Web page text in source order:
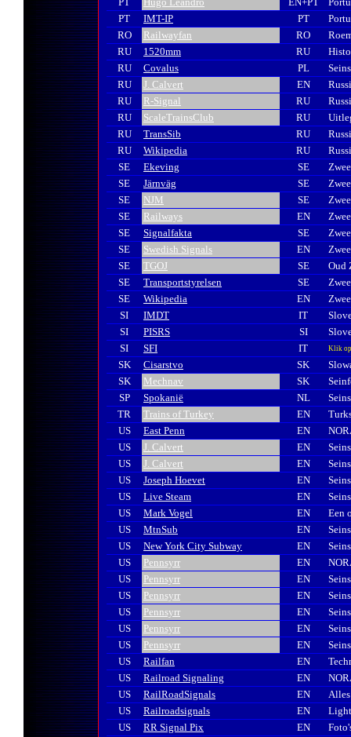
PT
IMT-IP PT
RO
Railwayfan RO
RU
1520mm RU
RU
Covalus PL
RU
J. Calvert EN
RU
R-Signal RU
RU
ScaleTrainsClub RU
RU
TransSib RU
RU
Wikipedia RU
SE
Ekeving SE
SE
Järnväg SE
SE
NJM SE
SE
Railways EN
SE
Signalfakta SE
SE
Swedish Signals EN
SE
TGOJ SE
Oud
SE
Transportstyrelsen SE
SE
Wikipedia EN
SI
IMDT IT
SI
PISRS SI
SI
SFI IT Klik op
SK Cisarstvo SK
SK
Mechnav SK
SP
Spokanië NL
TR
Trains of Turkey EN
US
East Penn EN
US
J. Calvert EN
US
J. Calvert EN
US
Joseph Hoevet EN
US
Live Steam EN
US
Mark Vogel EN
Een
US
MtnSub EN
US
New York City Subway EN
US
Pennsyrr EN
US
Pennsyrr EN
US
Pennsyrr EN
US
Pennsyrr EN
US
Pennsyrr EN
US
Pennsyrr EN
US
Railfan EN
US
Railroad Signaling EN
US
RailRoadSignals EN
US
Railroadsignals EN
US
RR Signal Pix EN